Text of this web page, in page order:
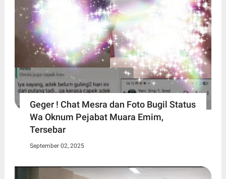
Geger ! Chat Mesra dan Foto Bugil Status
Wa Oknum Pejabat Muara Emim,
Tersebar
September 02, 2025